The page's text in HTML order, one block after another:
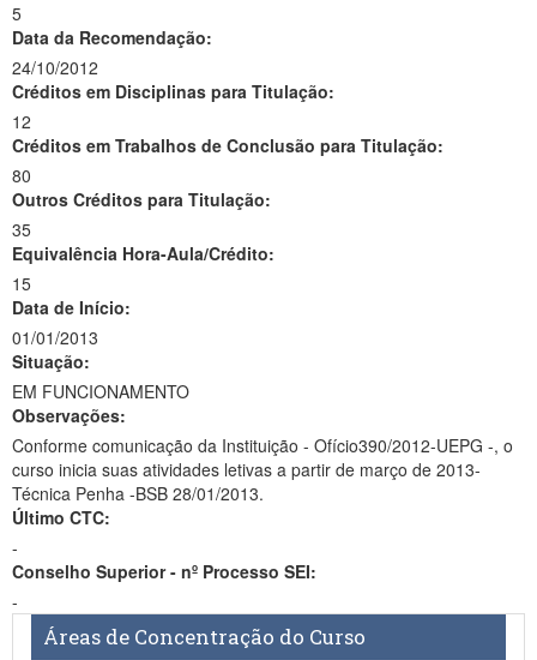
5
Data da Recomendação:
24/10/2012
Créditos em Disciplinas para Titulação:
12
Créditos em Trabalhos de Conclusão para Titulação:
80
Outros Créditos para Titulação:
35
Equivalência Hora-Aula/Crédito:
15
Data de Início:
01/01/2013
Situação:
EM FUNCIONAMENTO
Observações:
Conforme comunicação da Instituição - Ofício390/2012-UEPG -, o
curso inicia suas atividades letivas a partir de março de 2013-
Técnica Penha -BSB 28/01/2013.
Último CTC:
-
Conselho Superior - nº Processo SEI:
-
Áreas de Concentração do Curso